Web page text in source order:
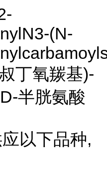
(N-
丁氧羰基)-
半胱氨酸
以下品种,